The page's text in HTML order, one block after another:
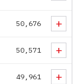
50,676 +
50,571 +
49,961 +